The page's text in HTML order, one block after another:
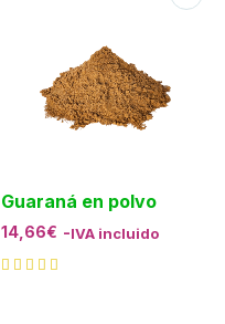
Guaraná en polvo
14,66€ -IVA incluido